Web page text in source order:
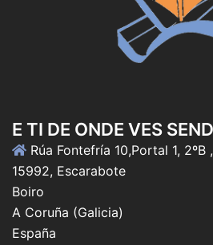
E TI DE ONDE VES
Rúa Fontefría 10,Portal 1, 2ºB ,
15992, Escarabote
Boiro
A Coruña (Galicia)
España